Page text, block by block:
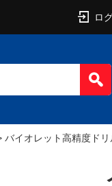
ロ
バイオレット高精度ド